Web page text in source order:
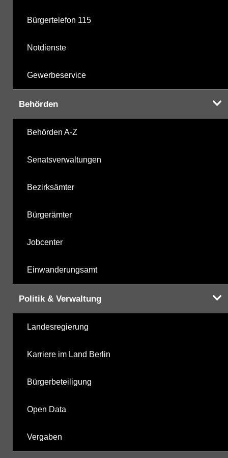
Bürgertelefon 115
Notdienste
Gewerbeservice
Behörden
Behörden A-Z
Senatsverwaltungen
Bezirksämter
Bürgerämter
Jobcenter
Einwanderungsamt
Politik & Verwaltung
Landesregierung
Karriere im Land Berlin
Bürgerbeteiligung
Open Data
Vergaben